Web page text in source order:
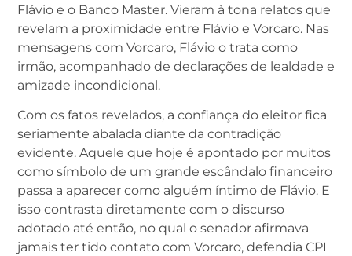
Flávio e o Banco Master. Vieram à tona relatos que
revelam a proximidade entre Flávio e Vorcaro. Nas
mensagens com Vorcaro, Flávio o trata como
irmão, acompanhado de declarações de lealdade e
amizade incondicional.
Com os fatos revelados, a confiança do eleitor fica
seriamente abalada diante da contradição
evidente. Aquele que hoje é apontado por muitos
como símbolo de um grande escândalo financeiro
passa a aparecer como alguém íntimo de Flávio. E
isso contrasta diretamente com o discurso
adotado até então, no qual o senador afirmava
jamais ter tido contato com Vorcaro, defendia CPI